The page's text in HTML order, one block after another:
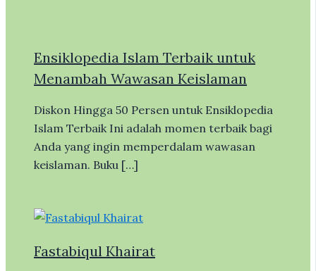
Ensiklopedia Islam Terbaik untuk
Menambah Wawasan Keislaman
Diskon Hingga 50 Persen untuk Ensiklopedia
Islam Terbaik Ini adalah momen terbaik bagi
Anda yang ingin memperdalam wawasan
keislaman. Buku […]
Fastabiqul Khairat